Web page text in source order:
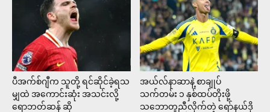
ပီအက်စ်ဂျီက သူတို့ ရင်ဆိုင်ခဲ့ရသ
မျှထဲ အကောင်းဆုံး အသင်းလို့
ရောဘတ်ဆန် ဆို
အယ်လ်နာဆာနဲ့ စာချုပ်
သက်တမ်း ၁ နှစ်ထပ်တိုးဖို့
သဘောတူညီလိုက်တဲ့ ရော်နယ်ဒို